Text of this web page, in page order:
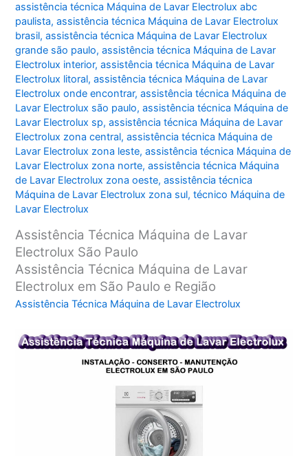
assistência técnica Máquina de Lavar Electrolux abc
paulista,assistência técnica Máquina de Lavar Electrolux
brasil,assistência técnica Máquina de Lavar Electrolux
grande são paulo,assistência técnica Máquina de Lavar
Electrolux interior,assistência técnica Máquina de Lavar
Electrolux litoral,assistência técnica Máquina de Lavar
Electrolux onde encontrar,assistência técnica Máquina de
Lavar Electrolux são paulo,assistência técnica Máquina de
Lavar Electrolux sp,assistência técnica Máquina de Lavar
Electrolux zona central,assistência técnica Máquina de
Lavar Electrolux zona leste,assistência técnica Máquina de
Lavar Electrolux zona norte,assistência técnica Máquina
de Lavar Electrolux zona oeste,assistência técnica
Máquina de Lavar Electrolux zona sul,técnico Máquina de
Lavar Electrolux
Assistência Técnica Máquina de Lavar
Electrolux São Paulo
Assistência Técnica Máquina de Lavar
Electrolux em São Paulo e Região
Assistência Técnica Máquina de Lavar Electrolux